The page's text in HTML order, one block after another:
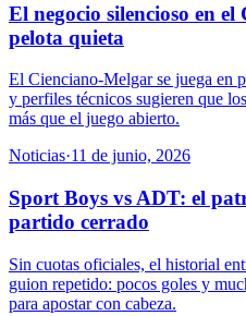
El negocio silencioso en
pelota quieta
El Cienciano-Melgar se juega en
y perfiles técnicos sugieren que
más que el juego abierto.
Noticias·11 de junio, 2026
Sport Boys vs ADT: el
partido cerrado
Sin cuotas oficiales, el historial
guion repetido: pocos goles y
para apostar con cabeza.